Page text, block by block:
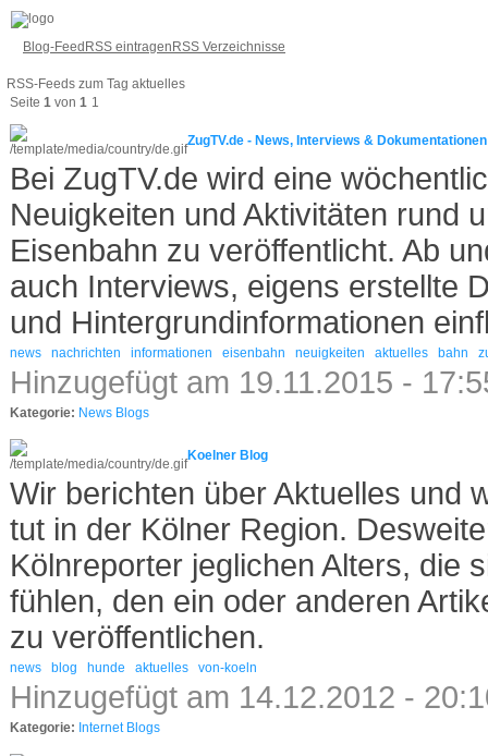
Blog-Feed RSS eintragen RSS Verzeichnisse
RSS-Feeds zum Tag aktuelles
Seite 1 von 1 1
ZugTV.de - News, Interviews & Dokumentationen
Bei ZugTV.de wird eine
Neuigkeiten und Aktivitäten rund
Eisenbahn zu veröffentlicht. Ab
auch Interviews, eigens erstellte
und Hintergrundinformationen
news nachrichten informationen eisenbahn neuigkeiten aktuelles bahn
Hinzugefügt am 19.11.2015 -
Kategorie: News Blogs
Koelner Blog
Wir berichten über Aktuelles und
tut in der Kölner Region.
Kölnreporter jeglichen Alters, die
fühlen, den ein oder anderen
zu veröffentlichen.
news blog hunde aktuelles von-koeln
Hinzugefügt am 14.12.2012 -
Kategorie: Internet Blogs